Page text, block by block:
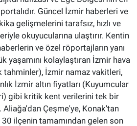
Güncel İzmir haberleri ve
gelişmelerini tarafsız, hızlı ve
okuyucularına ulaştırır. Kentin
ve özel röportajların yanı
yaşamını kolaylaştıran İzmir hava
tahminler), İzmir namaz vakitleri,
İzmir altın fiyatları (Kuyumcular
gibi kritik kent verilerini tek bir
Çeşme'ye, Konak'tan
30 ilçenin tamamından gelen son